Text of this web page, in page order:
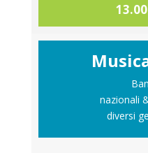
nazionali
diversi